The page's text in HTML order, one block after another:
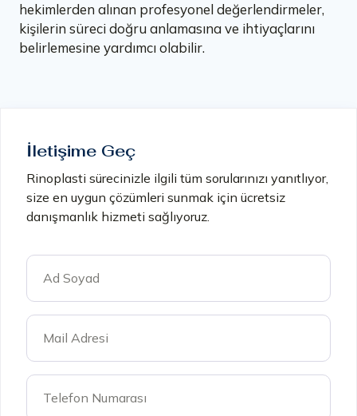
hekimlerden alınan profesyonel değerlendirmeler,
kişilerin süreci doğru anlamasına ve ihtiyaçlarını
belirlemesine yardımcı olabilir.
İletişime Geç
Rinoplasti sürecinizle ilgili tüm sorularınızı yanıtlıyor,
size en uygun çözümleri sunmak için ücretsiz
danışmanlık hizmeti sağlıyoruz.